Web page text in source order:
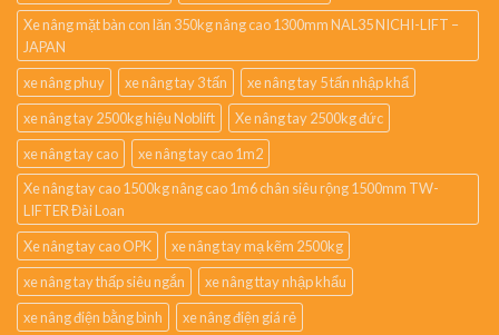
Xe nâng mặt bàn con lăn 350kg nâng cao 1300mm NAL35 NICHI-LIFT –
JAPAN
xe nâng phuy
xe nâng tay 3 tấn
xe nâng tay 5 tấn nhập khẩ
xe nâng tay 2500kg hiệu Noblift
Xe nâng tay 2500kg đức
xe nâng tay cao
xe nâng tay cao 1m2
Xe nâng tay cao 1500kg nâng cao 1m6 chân siêu rộng 1500mm TW-
LIFTER Đài Loan
Xe nâng tay cao OPK
xe nâng tay mạ kẽm 2500kg
xe nâng tay thấp siêu ngắn
xe nâng ttay nhập khẩu
xe nâng điện bằng bình
xe nâng điện giá rẻ